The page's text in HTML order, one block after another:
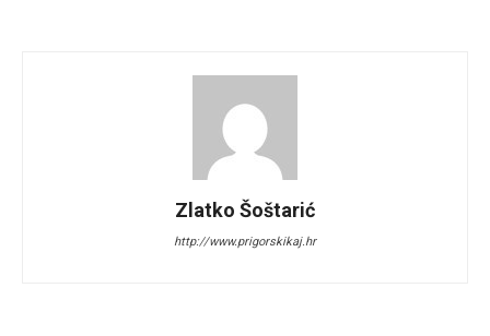
Zlatko Šoštarić
http://www.prigorskikaj.hr